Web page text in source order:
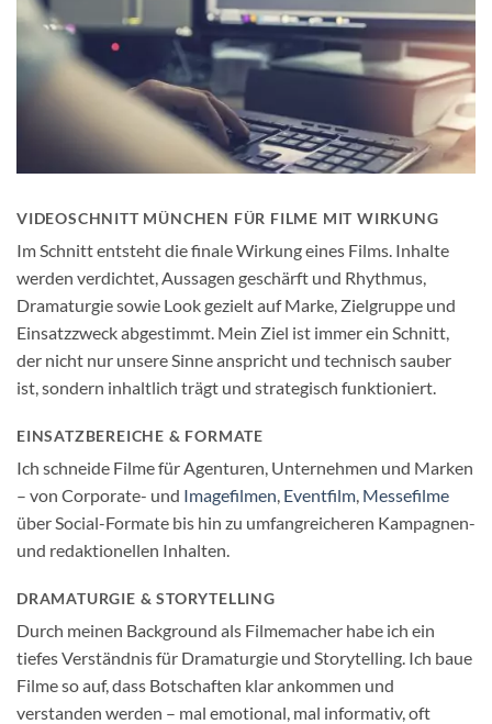
VIDEOSCHNITT MÜNCHEN FÜR FILME MIT WIRKUNG
Im Schnitt entsteht die finale Wirkung eines Films. Inhalte
werden verdichtet, Aussagen geschärft und Rhythmus,
Dramaturgie sowie Look gezielt auf Marke, Zielgruppe und
Einsatzzweck abgestimmt. Mein Ziel ist immer ein Schnitt,
der nicht nur unsere Sinne anspricht und technisch sauber
ist, sondern inhaltlich trägt und strategisch funktioniert.
EINSATZBEREICHE & FORMATE
Ich schneide Filme für Agenturen, Unternehmen und Marken
– von Corporate- und Imagefilmen Eventfilm Messefilme
über Social-Formate bis hin zu umfangreicheren Kampagnen-
und redaktionellen Inhalten.
DRAMATURGIE & STORYTELLING
Durch meinen Background als Filmemacher habe ich ein
tiefes Verständnis für Dramaturgie und Storytelling. Ich baue
Filme so auf, dass Botschaften klar ankommen und
verstanden werden – mal emotional, mal informativ, oft